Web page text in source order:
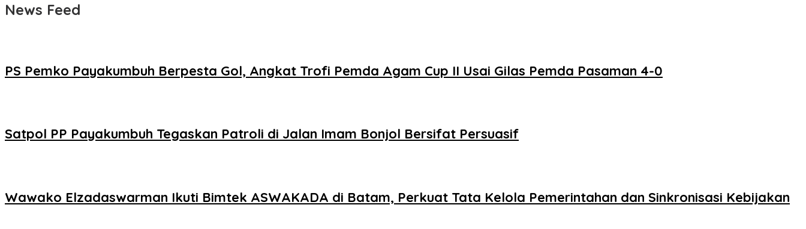
News Feed
PS Pemko Payakumbuh Berpesta Gol, Angkat Trofi Pemda Agam Cup II Usai Gilas Pemda Pasaman 4-0
Satpol PP Payakumbuh Tegaskan Patroli di Jalan Imam Bonjol Bersifat Persuasif
Wawako Elzadaswarman Ikuti Bimtek ASWAKADA di Batam, Perkuat Tata Kelola Pemerintahan dan Sinkronisasi Kebijakan